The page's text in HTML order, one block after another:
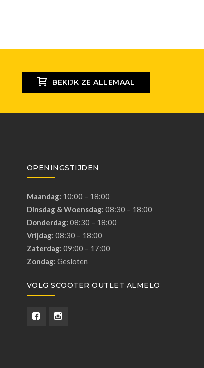
BEKIJK ZE ALLEMAAL
OPENINGSTIJDEN
Maandag: 10:00 – 18:00
Dinsdag & Woensdag: 08:30 – 18:00
Donderdag: 08:30 – 18:00
Vrijdag: 08:30 – 18:00
Zaterdag: 09:00 – 17:00
Zondag: Gesloten
VOLG SCOOTER OUTLET ALMELO